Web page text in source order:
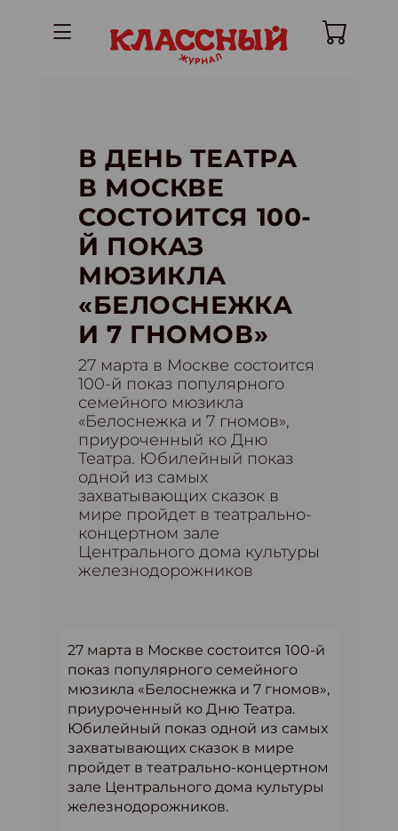
В ДЕНЬ ТЕАТРА
В МОСКВЕ
СОСТОИТСЯ 100-
Й ПОКАЗ
МЮЗИКЛА
«БЕЛОСНЕЖКА
И 7 ГНОМОВ»
27 марта в Москве состоится
100-й показ популярного
семейного мюзикла
«Белоснежка и 7 гномов»,
приуроченный ко Дню
Театра. Юбилейный показ
одной из самых
захватывающих сказок в
мире пройдет в театрально-
концертном зале
Центрального дома культуры
железнодорожников
27 марта в Москве состоится 100-й
показ популярного семейного
мюзикла «Белоснежка и 7 гномов»,
приуроченный ко Дню Театра.
Юбилейный показ одной из самых
захватывающих сказок в мире
пройдет в театрально-концертном
зале Центрального дома культуры
железнодорожников.